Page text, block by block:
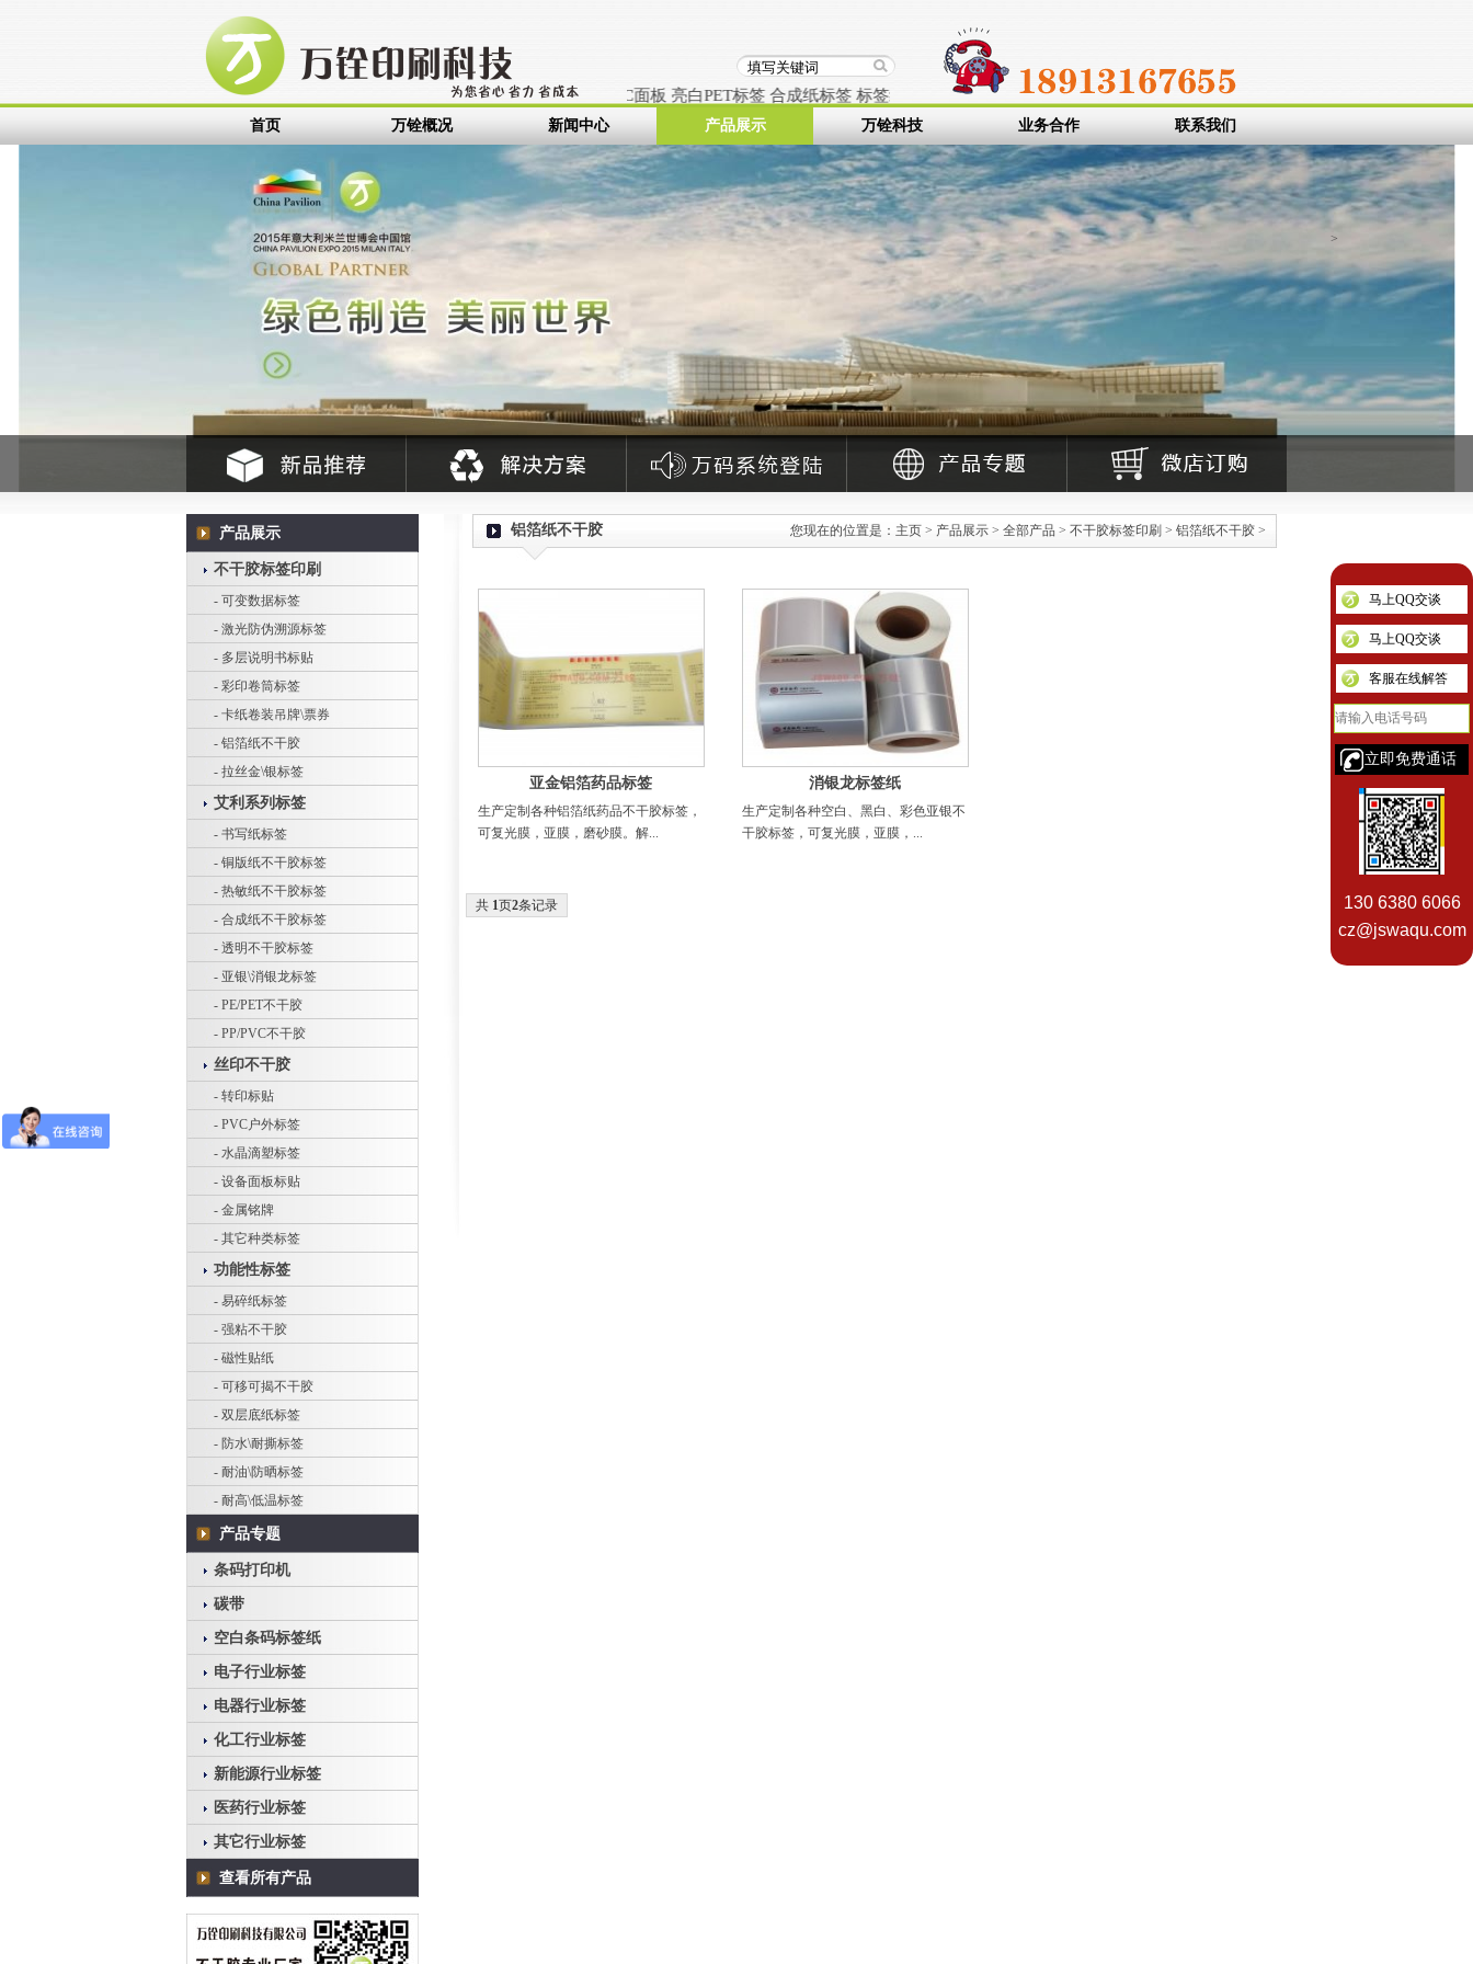
设备铭牌PP标贴 塑料标签pet标贴PC面板亮白PET标签合成纸标签标签纸染色标签纸条码标签纸艾利不干胶空白标签纸 条码标贴
首页 万铨概况 新闻中心 产品展示 万铨科技 业务合作 联系我们
产品展示
不干胶标签印刷
- 可变数据标签
- 激光防伪溯源标签
- 多层说明书标贴
- 彩印卷筒标签
- 卡纸卷装吊牌\票券
- 铝箔纸不干胶
- 拉丝金\银标签
艾利系列标签
- 书写纸标签
- 铜版纸不干胶标签
- 热敏纸不干胶标签
- 合成纸不干胶标签
- 透明不干胶标签
- 亚银\消银龙标签
- PE/PET不干胶
- PP/PVC不干胶
丝印不干胶
- 转印标贴
- PVC户外标签
- 水晶滴塑标签
- 设备面板标贴
- 金属铭牌
- 其它种类标签
功能性标签
- 易碎纸标签
- 强粘不干胶
- 磁性贴纸
- 可移可揭不干胶
- 双层底纸标签
- 防水\耐撕标签
- 耐油\防晒标签
- 耐高\低温标签
产品专题
条码打印机
碳带
空白条码标签纸
电子行业标签
电器行业标签
化工行业标签
新能源行业标签
医药行业标签
其它行业标签
查看所有产品
铝箔纸不干胶 您现在的位置是： 主页 > 产品展示 > 全部产品 > 不干胶标签印刷 > 铝箔纸不干胶 >
亚金铝箔药品标签
生产定制各种铝箔纸药品不干胶标签，
可复光膜，亚膜，磨砂膜。解...
消银龙标签纸
生产定制各种空白、黑白、彩色亚银不
干胶标签，可复光膜，亚膜，...
共 1页2条记录
>
马上QQ交谈
马上QQ交谈
客服在线解答
130 6380 6066
cz@jswaqu.com